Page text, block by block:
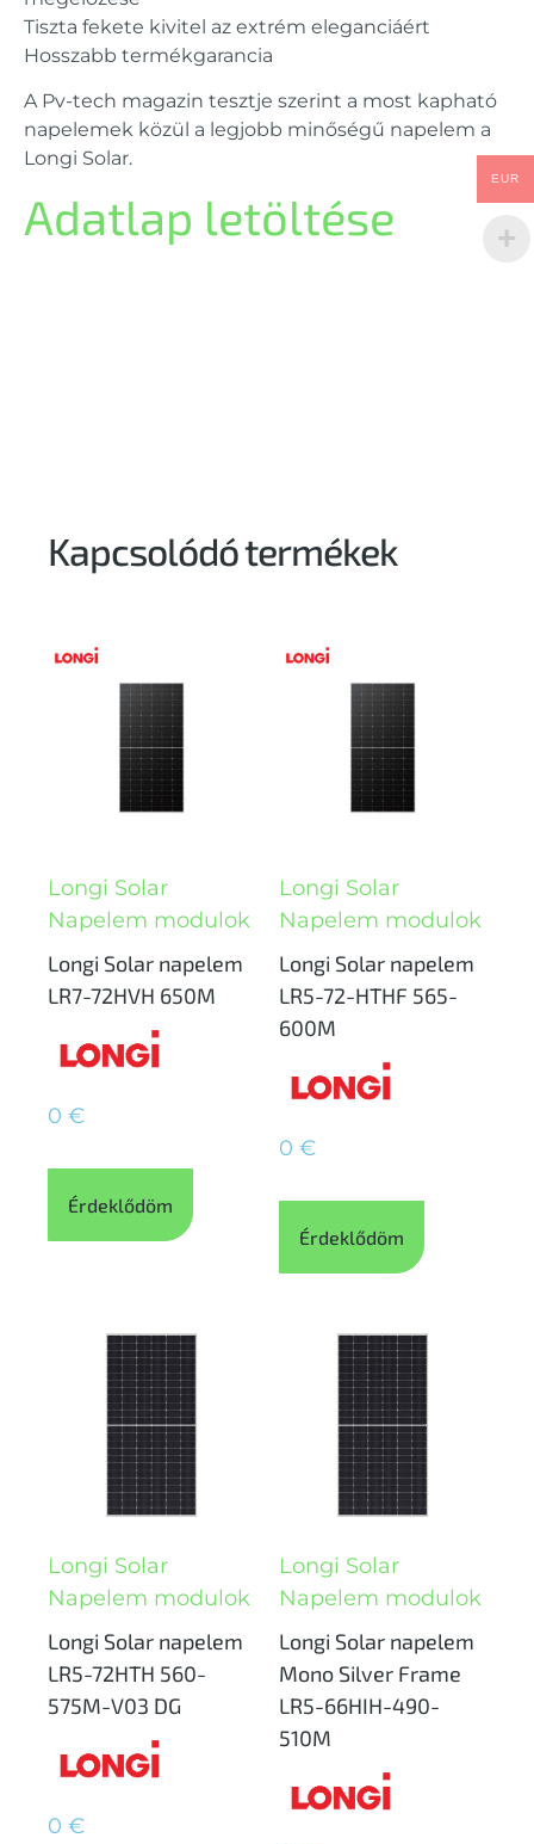
Tiszta fekete kivitel az extrém eleganciáért
Hosszabb termékgarancia
A Pv-tech magazin tesztje szerint a most kapható
napelemek közül a legjobb minőségű napelem a
Longi Solar.
Adatlap letöltése
Kapcsolódó termékek
Longi Solar
Napelem modulok
Longi Solar napelem
LR7-72HVH 650M
0 €
Érdeklődöm
Longi Solar
Napelem modulok
Longi Solar napelem
LR5-72-HTHF 565-
600M
0 €
Érdeklődöm
Longi Solar
Napelem modulok
Longi Solar napelem
LR5-72HTH 560-
575M-V03 DG
0 €
Longi Solar
Napelem modulok
Longi Solar napelem
Mono Silver Frame
LR5-66HIH-490-
510M
EUR